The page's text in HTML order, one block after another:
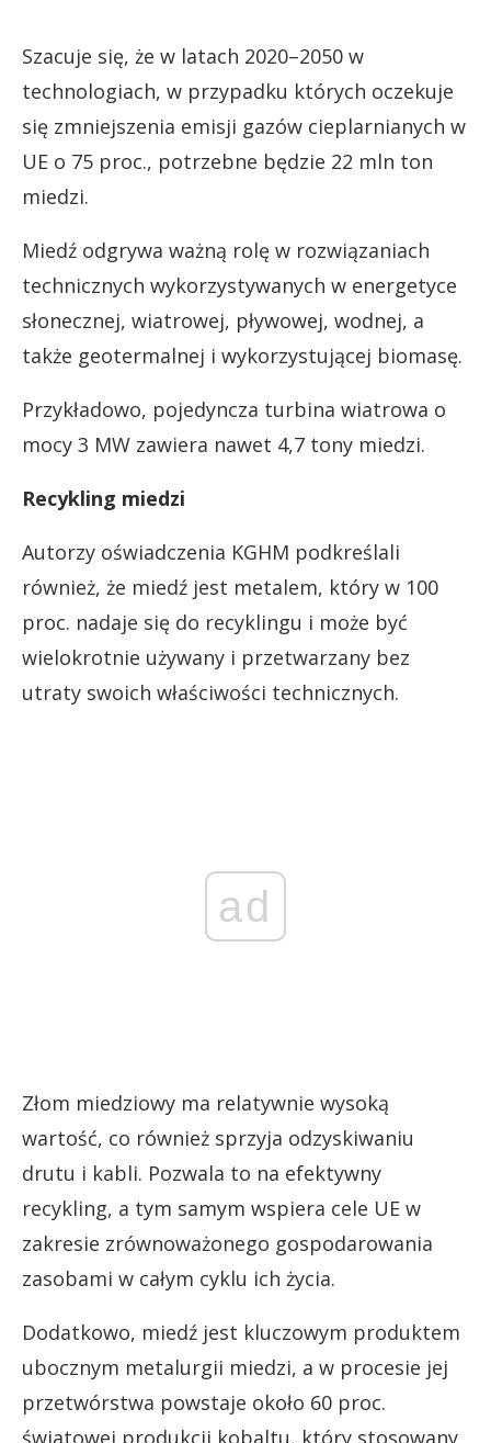
Szacuje się, że w latach 2020–2050 w
technologiach, w przypadku których oczekuje
się zmniejszenia emisji gazów cieplarnianych w
UE o 75 proc., potrzebne będzie 22 mln ton
miedzi.
Miedź odgrywa ważną rolę w rozwiązaniach
technicznych wykorzystywanych w energetyce
słonecznej, wiatrowej, pływowej, wodnej, a
także geotermalnej i wykorzystującej biomasę.
Przykładowo, pojedyncza turbina wiatrowa o
mocy 3 MW zawiera nawet 4,7 tony miedzi.
Recykling miedzi
Autorzy oświadczenia KGHM podkreślali
również, że miedź jest metalem, który w 100
proc. nadaje się do recyklingu i może być
wielokrotnie używany i przetwarzany bez
utraty swoich właściwości technicznych.
ad
Złom miedziowy ma relatywnie wysoką
wartość, co również sprzyja odzyskiwaniu
drutu i kabli. Pozwala to na efektywny
recykling, a tym samym wspiera cele UE w
zakresie zrównoważonego gospodarowania
zasobami w całym cyklu ich życia.
Dodatkowo, miedź jest kluczowym produktem
ubocznym metalurgii miedzi, a w procesie jej
przetwórstwa powstaje około 60 proc.
światowej produkcji kobaltu, który stosowany